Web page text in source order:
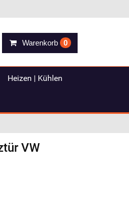
Warenkorb 0
Heizen | Kühlen
VW